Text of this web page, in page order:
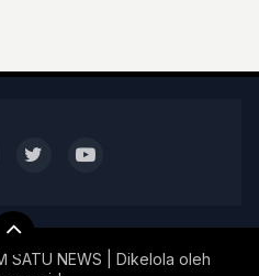
SATU NEWS | Dikelola oleh